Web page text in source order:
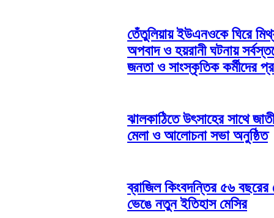
তেঁতুলিয়ায় ইউএনওকে ঘিরে
অপবাদ ও হয়রানী ঘটনায়
জনতা ও সাংস্কৃতিক কর্মীদের
ঝালকাঠিতে উৎসাহের সাথে
মেলা ও আলোচনা সভা অনুষ্ঠিত
ব্রাজিল কিংবদন্তির ৫৬ বছরের
ভেঙে নতুন ইতিহাস মেসির